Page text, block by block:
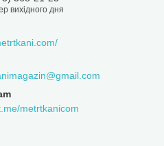
вихідного дня
metrtkanicom